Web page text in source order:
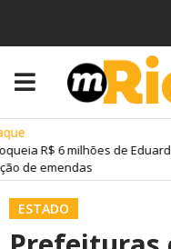
R$ 6 milhões de
de emendas
ESTADO